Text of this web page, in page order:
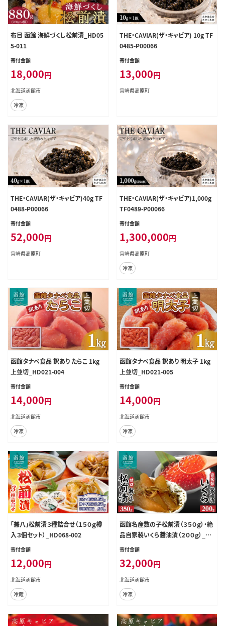
布目 函館 海鮮づくし松前漬_HD05
5-011
寄付金額
18,000円
北海道函館市
冷凍
THE・CAVIAR(ザ・キャビア) 10g TF
0485-P00066
寄付金額
13,000円
宮崎県高原町
THE・CAVIAR(ザ・キャビア)40g TF
0488-P00066
寄付金額
52,000円
宮崎県高原町
THE・CAVIAR(ザ・キャビア)1,000g
TF0489-P00066
寄付金額
1,300,000円
宮崎県高原町
冷凍
函館タナベ食品 訳あり たらこ 1kg
上並切_HD021-004
寄付金額
14,000円
北海道函館市
冷凍
函館タナベ食品 訳あり 明太子 1kg
上並切_HD021-005
寄付金額
14,000円
北海道函館市
冷凍
「兼八」松前漬３種詰合せ（１５０ｇ樽
入３個セット）_HD068-002
寄付金額
12,000円
北海道函館市
冷蔵
函館名産数の子松前漬（３５０ｇ）・絶
品自家製いくら醤油漬（２００ｇ）_HD
069-014
寄付金額
32,000円
北海道函館市
冷凍